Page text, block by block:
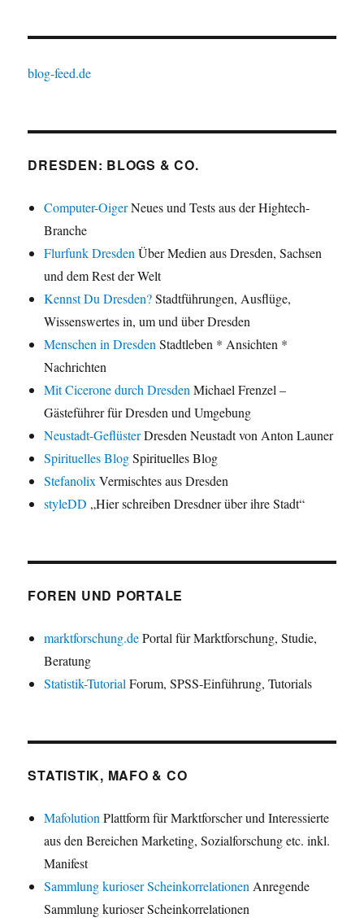
blog-feed.de
DRESDEN: BLOGS & CO.
Computer-OigerNeues und Tests aus der Hightech-
Branche
Flurfunk DresdenÜber Medien aus Dresden, Sachsen
und dem Rest der Welt
Kennst Du Dresden?Stadtführungen, Ausflüge,
Wissenswertes in, um und über Dresden
Menschen in DresdenStadtleben * Ansichten *
Nachrichten
Mit Cicerone durch DresdenMichael Frenzel –
Gästeführer für Dresden und Umgebung
Neustadt-GeflüsterDresden Neustadt von Anton Launer
Spirituelles BlogSpirituelles Blog
StefanolixVermischtes aus Dresden
styleDD „Hier schreiben Dresdner über ihre Stadt“
FOREN UND PORTALE
marktforschung.dePortal für Marktforschung, Studie,
Beratung
Statistik-TutorialForum, SPSS-Einführung, Tutorials
STATISTIK, MAFO & CO
MafolutionPlattform für Marktforscher und Interessierte
aus den Bereichen Marketing, Sozialforschung etc. inkl.
Manifest
Sammlung kurioser ScheinkorrelationenAnregende
Sammlung kurioser Scheinkorrelationen